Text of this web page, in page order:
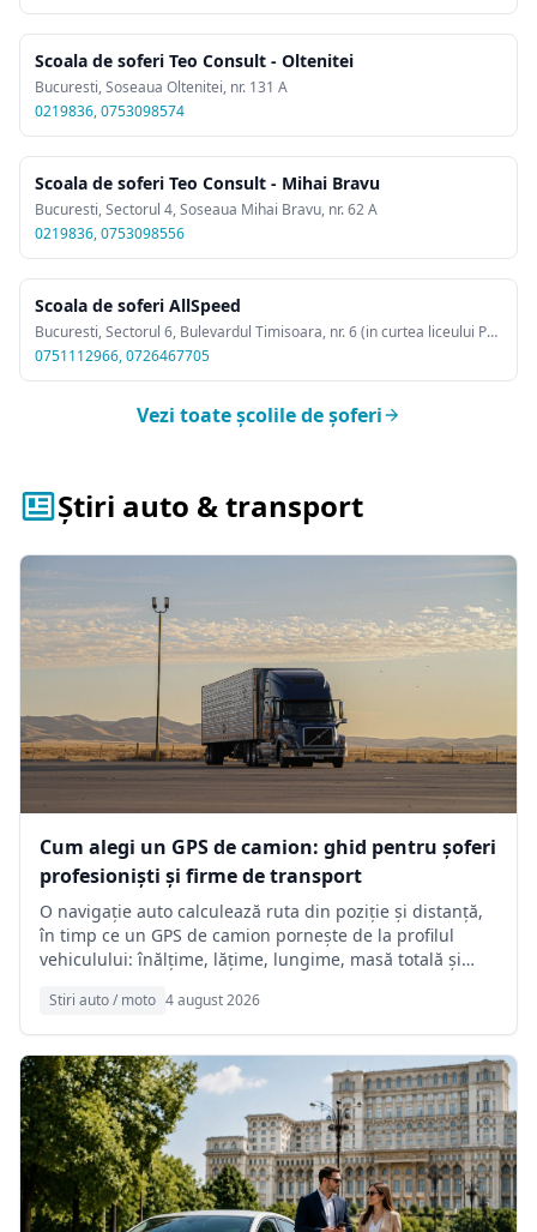
Scoala de soferi Teo Consult - Oltenitei
Bucuresti, Soseaua Oltenitei, nr. 131 A
0219836, 0753098574
Scoala de soferi Teo Consult - Mihai Bravu
Bucuresti, Sectorul 4, Soseaua Mihai Bravu, nr. 62 A
0219836, 0753098556
Scoala de soferi AllSpeed
Bucuresti, Sectorul 6, Bulevardul Timisoara, nr. 6 (in curtea liceului Petru Maior)
0751112966, 0726467705
Vezi toate școlile de șoferi
Știri auto & transport
Cum alegi un GPS de camion: ghid pentru șoferi
profesioniști și firme de transport
O navigație auto calculează ruta din poziție și distanță,
în timp ce un GPS de camion pornește de la profilul
vehiculului: înălțime, lățime, lungime, masă totală și
generale de acces. GPS-ul de camion recunoaște în plus
podurile cu gabarit redus, limitele de tonaj pe sector,
drumurile interzise vehiculelor grele și tunelurile cu
restricție ADR.
Stiri auto / moto 4 august 2026